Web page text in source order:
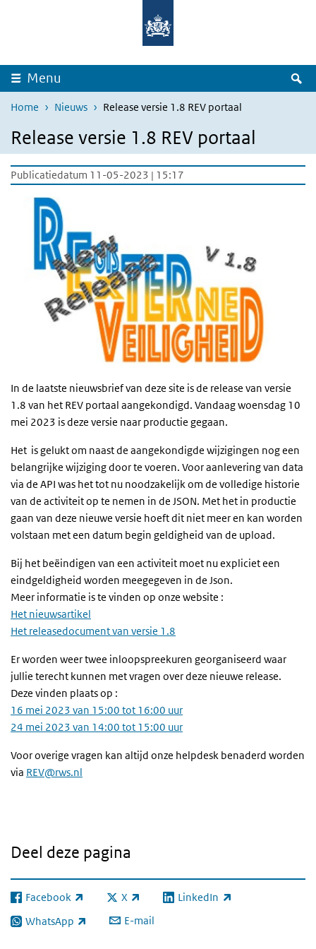
Overslaan en naar de inhoud gaan
Menu
Home Nieuws Release versie 1.8 REV portaal
Release versie 1.8 REV portaal
Publicatiedatum 11-05-2023 | 15:17
In de laatste nieuwsbrief van deze site is de release van versie
1.8 van het REV portaal aangekondigd. Vandaag woensdag 10
mei 2023 is deze versie naar productie gegaan.
Het is gelukt om naast de aangekondigde wijzigingen nog een
belangrijke wijziging door te voeren. Voor aanlevering van data
via de API was het tot nu noodzakelijk om de volledige historie
van de activiteit op te nemen in de JSON. Met het in productie
gaan van deze nieuwe versie hoeft dit niet meer en kan worden
volstaan met een datum begin geldigheid van de upload.
Bij het beëindigen van een activiteit moet nu expliciet een
eindgeldigheid worden meegegeven in de Json.
Meer informatie is te vinden op onze website :
Het nieuwsartikel
Het releasedocument van versie 1.8
Er worden weer twee inloopspreekuren georganiseerd waar
jullie terecht kunnen met vragen over deze nieuwe release.
Deze vinden plaats op :
16 mei 2023 van 15:00 tot 16:00 uur
24 mei 2023 van 14:00 tot 15:00 uur
Voor overige vragen kan altijd onze helpdesk benaderd worden
via REV@rws.nl
Deel deze pagina
Facebook
(externe link) X
(externe link) LinkedIn
(externe link)
WhatsApp
(externe link) E-mail